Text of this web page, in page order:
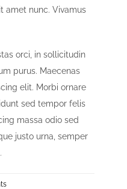
amet nunc. Vivamus
orci, in sollicitudin
purus. Maecenas
elit. Morbi ornare
sed tempor felis
massa odio sed
justo urna, semper
on